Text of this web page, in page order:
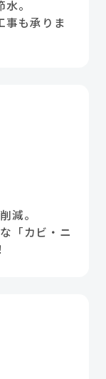
。
事も承りま
減。
「カビ・ニ